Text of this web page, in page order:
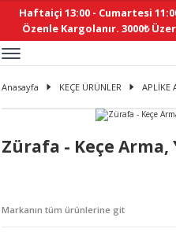
Haftaiçi 13:00 - Cumartesi
Özenle Kargolanır. 3000₺
Geri Dön
Geri Dön
YASTIKLAR
Geri Dön
Geri Dön
YAPIMI
Geri Dön
Geri Dön
- DAİRESEL
Geri Dön
Geri Dön
Geri Dön
Geri Dön
Geri Dön
Geri Dön
Geri Dön
Geri Dön
Geri Dön
AKSESUAR
Geri Dön
Geri Dön
Geri Dön
Geri Dön
Geri Dön
Geri Dön
Anasayfa KEÇE ÜRÜNLER APLİKE
Zürafa - Keçe Arma,
Markanın tüm ürünlerine git